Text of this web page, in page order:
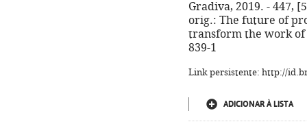
Gradiva, 2019. - 447,
orig.: The future of
transform the work of
839-1
Link persistente: http://
ADICIONAR À LISTA